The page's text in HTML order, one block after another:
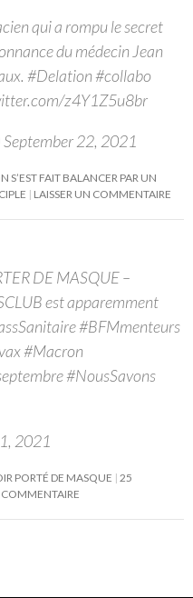
qui a rompu le secret
du médecin Jean
#Delation #collabo
z4Y1Z5u8br
22, 2021
S’EST FAIT BALANCER PAR UN
LAISSER UN COMMENTAIRE
DE MASQUE –
est apparemment
#BFMmenteurs
#Macron
#NousSavons
2021
PORTÉ DE MASQUE 25
COMMENTAIRE